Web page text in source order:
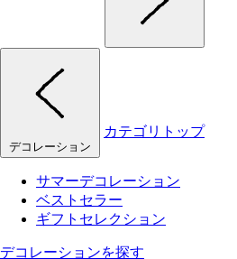
デコレーション
カテゴリトップ
サマーデコレーション
ベストセラー
ギフトセレクション
デコレーションを探す